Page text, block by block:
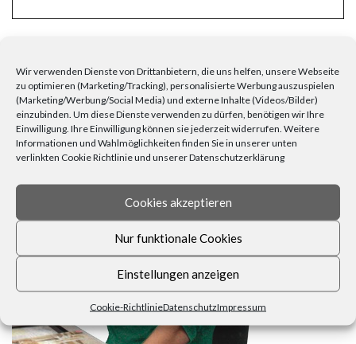
Wir verwenden Dienste von Drittanbietern, die uns helfen, unsere Webseite
zu optimieren (Marketing/Tracking), personalisierte Werbung auszuspielen
(Marketing/Werbung/Social Media) und externe Inhalte (Videos/Bilder)
einzubinden. Um diese Dienste verwenden zu dürfen, benötigen wir Ihre
Einwilligung. Ihre Einwilligung können sie jederzeit widerrufen. Weitere
Informationen und Wahlmöglichkeiten finden Sie in unserer unten
verlinkten Cookie Richtlinie und unserer Datenschutzerklärung
Cookies akzeptieren
Nur funktionale Cookies
Einstellungen anzeigen
Cookie-RichtlinieDatenschutzImpressum
FRAGEN, ANREGUNGEN, WÜNSCHE?